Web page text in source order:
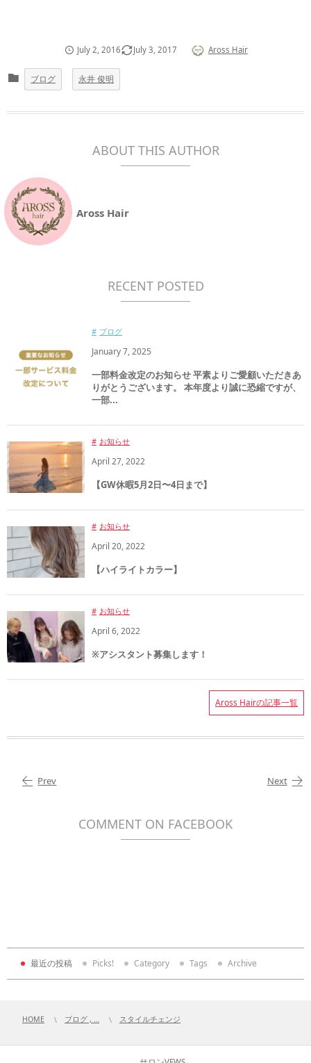
July 2 2016 July 3 2017 Aross Hair
ブログ 永井 俊明
ABOUT THIS AUTHOR
Aross Hair
RECENT POSTED
ブログ
January7,2025
一部料金改定のお知らせ 平素よりご愛顧いただきあ
りがとうございます。 本年度より誠に恐縮ですが、
一部...
お知らせ
April 27,2022
【GW休暇5月2日〜4日まで】
お知らせ
April 20,2022
【ハイライトカラー】
お知らせ
April 6,2022
※アシスタント募集します！
Aross Hairの記事一覧
Prev Next
COMMENT ON FACEBOOK
最近の投稿 Picks! Category Tags Archive
HOME ブログ , … スタイルチェンジ